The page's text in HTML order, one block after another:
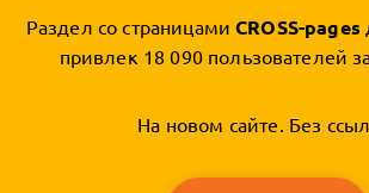
Раздел со страницамиCROSS-pages
привлек 18 090 пользователей
На новом сайте. Без